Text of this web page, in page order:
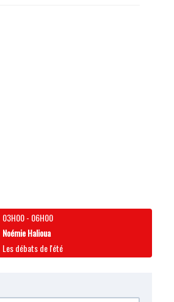
03H00- 06H00
Noémie Halioua
Les débats de l'été